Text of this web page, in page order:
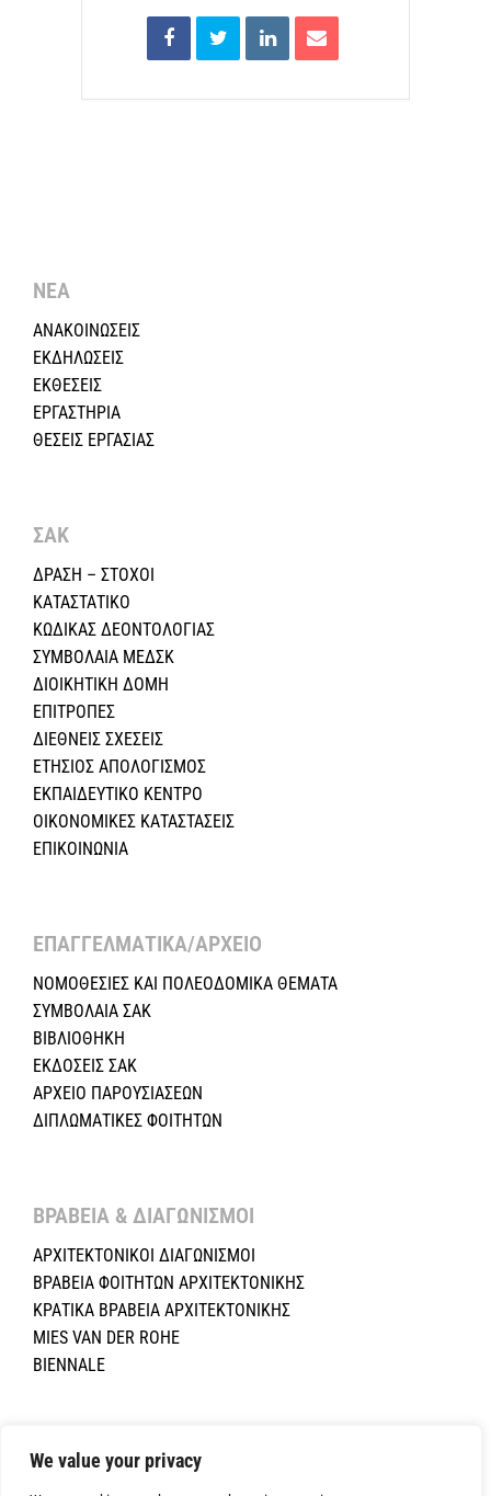
We value your privacy
ΝΕΑ
ΑΝΑΚΟΙΝΩΣΕΙΣ
ΕΚΔΗΛΩΣΕΙΣ
ΕΚΘΕΣΕΙΣ
ΕΡΓΑΣΤΗΡΙΑ
ΘΕΣΕΙΣ ΕΡΓΑΣΙΑΣ
ΣΑΚ
ΔΡΑΣΗ – ΣΤΟΧΟΙ
ΚΑΤΑΣΤΑΤΙΚΟ
ΚΩΔΙΚΑΣ ΔΕΟΝΤΟΛΟΓΙΑΣ
ΣΥΜΒΟΛΑΙΑ ΜΕΔΣΚ
ΔΙΟΙΚΗΤΙΚΗ ΔΟΜΗ
ΕΠΙΤΡΟΠΕΣ
ΔΙΕΘΝΕΙΣ ΣΧΕΣEIΣ
ΕΤΗΣΙΟΣ ΑΠΟΛΟΓΙΣΜΟΣ
ΕΚΠΑΙΔΕΥΤΙΚΟ ΚΕΝΤΡΟ
ΟΙΚΟΝΟΜΙΚΕΣ ΚΑΤΑΣΤΑΣΕΙΣ
ΕΠΙΚΟΙΝΩΝΙΑ
ΕΠΑΓΓΕΛΜΑΤΙΚΑ/ΑΡΧΕΙΟ ​
ΝΟΜΟΘΕΣΙΕΣ KAI ΠΟΛΕΟΔΟΜΙΚΑ ΘΕΜΑΤΑ
ΣΥΜΒΟΛΑΙΑ ΣΑΚ
ΒΙΒΛΙΟΘΗΚΗ
ΕΚΔΟΣΕΙΣ ΣΑΚ
ΑΡΧΕΙΟ ΠΑΡΟΥΣΙΑΣΕΩΝ
ΔΙΠΛΩΜΑΤΙΚΕΣ ΦΟΙΤΗΤΩΝ
ΒΡΑΒΕΙΑ & ΔΙΑΓΩΝΙΣΜΟΙ ​
ΑΡΧΙΤΕΚΤΟΝΙΚΟΙ ΔΙΑΓΩΝΙΣΜΟΙ
ΒΡΑΒΕΙΑ ΦΟΙΤΗΤΩΝ ΑΡΧΙΤΕΚΤΟΝΙΚΗΣ
ΚΡΑΤΙΚΑ ΒΡΑΒΕΙΑ ΑΡΧΙΤΕΚΤΟΝΙΚΗΣ
MIES VAN DER ROHE
BIENNALE
Reserved. Powered byNETinfo Plc